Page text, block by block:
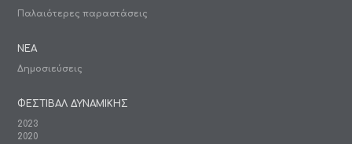
Παλαιότερες παραστάσεις
ΝΕΑ
Δημοσιεύσεις
ΦΕΣΤΙΒΑΛ ΔΥΝΑΜΙΚΗΣ
2023
2020